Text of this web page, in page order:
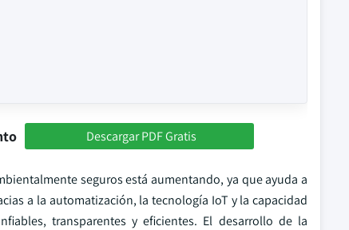
Descargar PDF Gratis
seguros está aumentando, ya que ayuda a
a la automatización, la tecnología IoT y la capacidad
transparentes y eficientes. El desarrollo de la